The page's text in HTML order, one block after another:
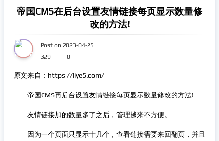
帝国CMS在后台设置友情链接每页显示数量修
改的方法!
Post on 2023-04-25
329
0
原文来自：https://liye5.com/
帝国CMS再后台设置友情链接每页显示数量修改的方法!
友情链接加的数量多了之后，管理越来不方便。
因为一个页面只显示十几个，查看链接需要来回翻页，并且